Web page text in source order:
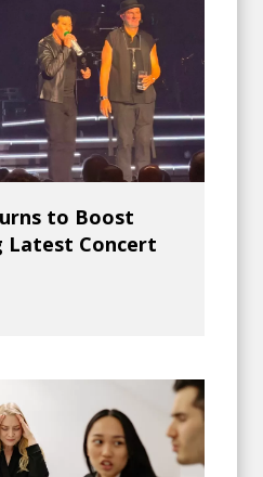
to Boost
Latest Concert